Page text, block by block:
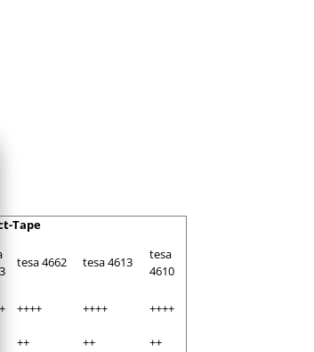
Tape
tesa 4662 tesa 4613
tesa
4610
++++ ++++
++++
++ ++
++